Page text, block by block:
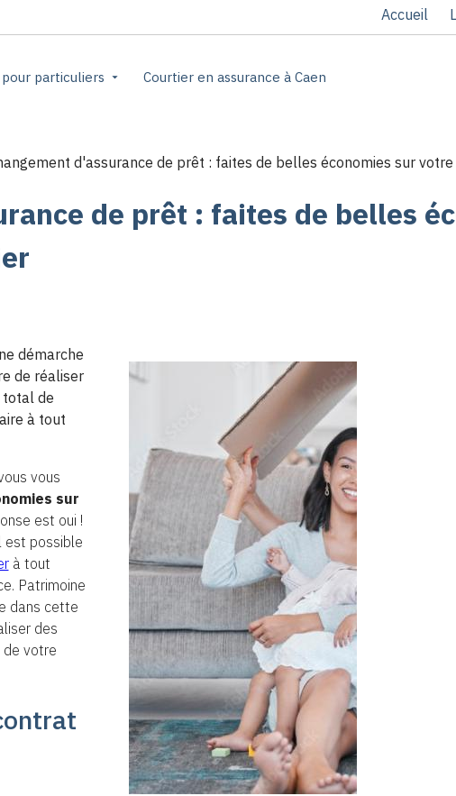
Accueil
particuliers Courtier en assurance à Caen
d'assurance de prêt : faites de belles économies sur
de prêt : faites de belles
démarche
de réaliser
total de
à tout
vous
sur
est oui !
est possible
à tout
Patrimoine
dans cette
des
votre